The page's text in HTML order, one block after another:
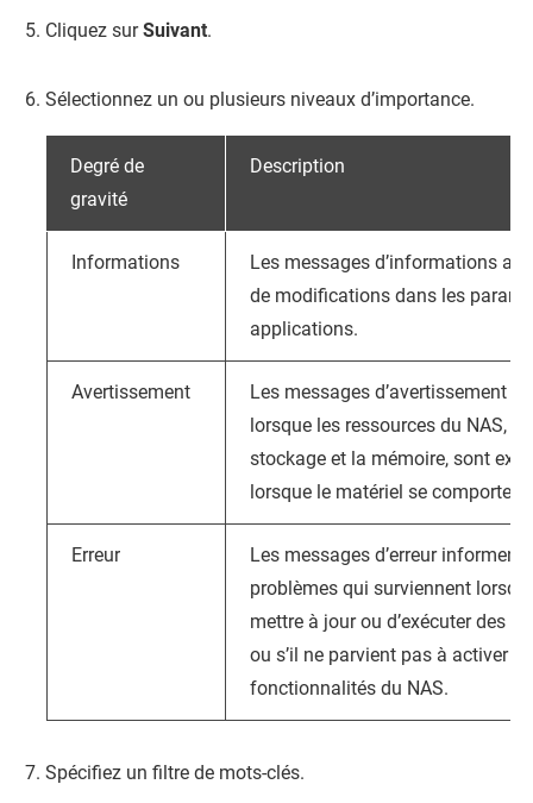
Cliquez surSuivant.
Sélectionnez un ou plusieurs niveaux d’importance.
Degré de
gravité
Description
Informations
Les messages d’informations
de modifications dans les
applications.
Avertissement
Les messages d’avertissement
lorsque les ressources du NAS,
stockage et la mémoire, sont
lorsque le matériel se comporte
Erreur
Les messages d’erreur
problèmes qui surviennent
mettre à jour ou d’exécuter des
ou s’il ne parvient pas à activer
fonctionnalités du NAS.
Spécifiez un filtre de mots-clés.